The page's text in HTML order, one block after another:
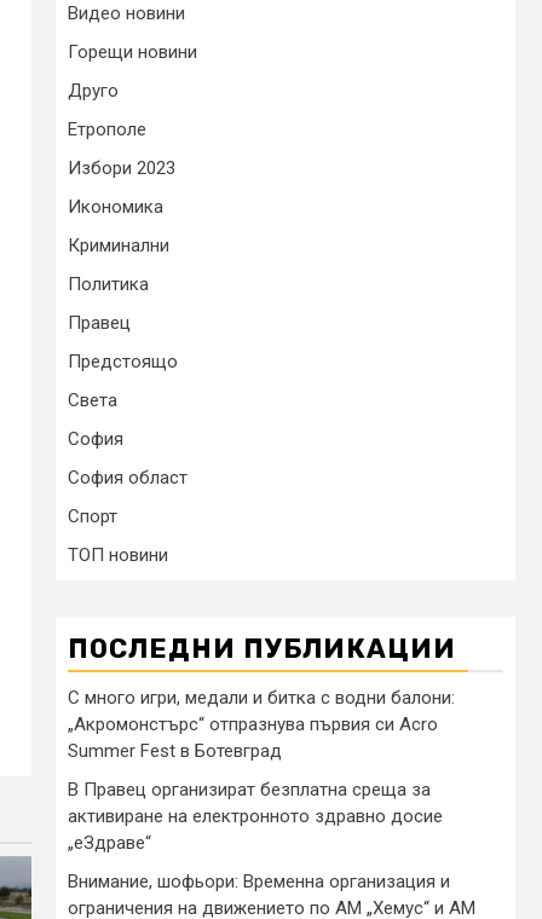
Видео новини
Горещи новини
Друго
Етрополе
Избори 2023
Икономика
Криминални
Политика
Правец
Предстоящо
Света
София
София област
Спорт
ТОП новини
ПОСЛЕДНИ ПУБЛИКАЦИИ
С много игри, медали и битка с водни балони:
„Акромонстърс“ отпразнува първия си Acro
Summer Fest в Ботевград
В Правец организират безплатна среща за
активиране на електронното здравно досие
„еЗдраве“
Внимание, шофьори: Временна организация и
ограничения на движението по АМ „Хемус“ и АМ